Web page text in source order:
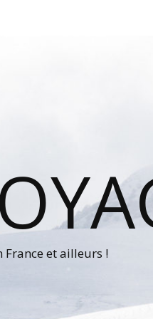
France et ailleurs !